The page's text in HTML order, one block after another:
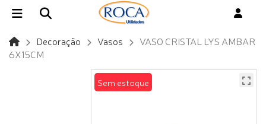
Decoração Vasos
VASO CRISTAL LYS AMBAR
6X15CM
Sem estoque